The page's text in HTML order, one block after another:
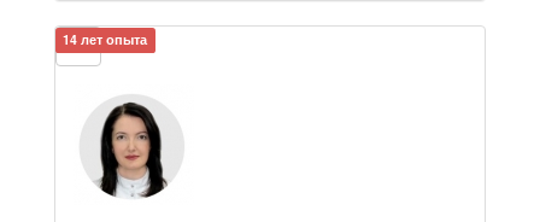
14 лет опыта